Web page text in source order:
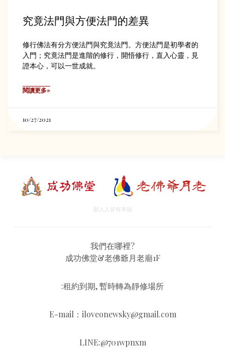
究竟法門與方便法門的差異
修行佛法有分方便法門與究竟法門。方便法門是初學者的
入門；究竟法門是進階的修行，開悟修行，直入心靈，見
證本心，可以一世成就。
閱讀更多»
10/27/2021
願人人皆有幸福
我們在哪裡?
成功佛堂&老佛爺月老廟1F
:租約到期, 暫時轉為靜修場所
E-mail：iloveonewsky@gmail.com
LINE:@701wpnxm